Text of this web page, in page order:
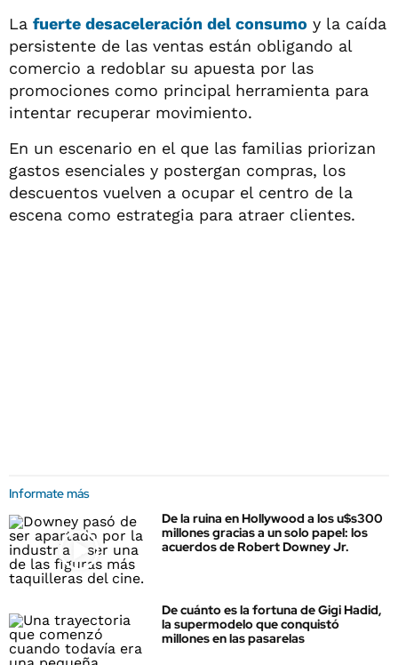
La fuerte desaceleración del consumo y la caída
persistente de las ventas están obligando al
comercio a redoblar su apuesta por las
promociones como principal herramienta para
intentar recuperar movimiento.
En un escenario en el que las familias priorizan
gastos esenciales y postergan compras, los
descuentos vuelven a ocupar el centro de la
escena como estrategia para atraer clientes.
Informate más
De la ruina en Hollywood a los u$s300
millones gracias a un solo papel: los
acuerdos de Robert Downey Jr.
De cuánto es la fortuna de Gigi Hadid,
la supermodelo que conquistó
millones en las pasarelas